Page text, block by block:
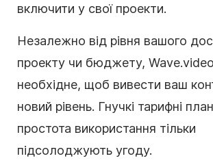
включити у свої проекти.
Незалежно від рівня вашого
проекту чи бюджету,
необхідне, щоб вивести ваш
новий рівень. Гнучкі тарифні
простота використання тільки
підсолоджують угоду.